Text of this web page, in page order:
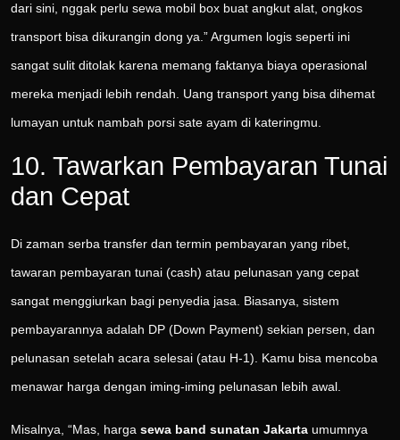
dari sini, nggak perlu sewa mobil box buat angkut alat, ongkos
transport bisa dikurangin dong ya.” Argumen logis seperti ini
sangat sulit ditolak karena memang faktanya biaya operasional
mereka menjadi lebih rendah. Uang transport yang bisa dihemat
lumayan untuk nambah porsi sate ayam di kateringmu.
10. Tawarkan Pembayaran Tunai
dan Cepat
Di zaman serba transfer dan termin pembayaran yang ribet,
tawaran pembayaran tunai (cash) atau pelunasan yang cepat
sangat menggiurkan bagi penyedia jasa. Biasanya, sistem
pembayarannya adalah DP (Down Payment) sekian persen, dan
pelunasan setelah acara selesai (atau H-1). Kamu bisa mencoba
menawar harga dengan iming-iming pelunasan lebih awal.
Misalnya, “Mas, harga sewa band sunatan Jakarta umumnya